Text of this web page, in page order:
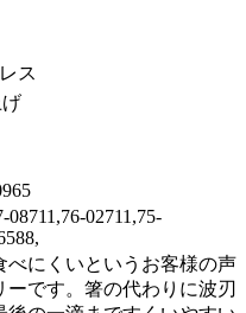
ス
08711,76-02711,75-
にくいというお客様の声
です。箸の代わりに波刃